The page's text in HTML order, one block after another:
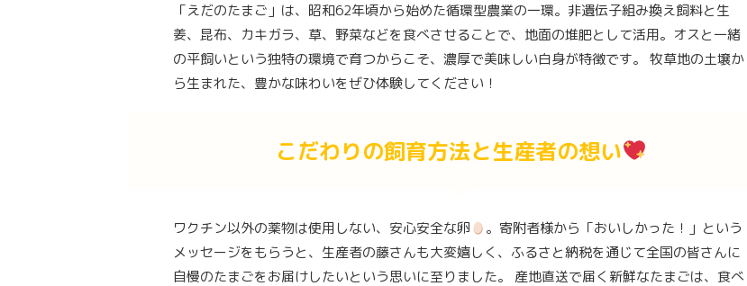
「えだのたまご」は、昭和62年頃から始めた循環型農業の一環。非遺伝子組み換え飼料と生
姜、昆布、カキガラ、草、野菜などを食べさせることで、地面の堆肥として活用。オスと一緒
の平飼いという独特の環境で育つからこそ、濃厚で美味しい白身が特徴です。 牧草地の土壌か
ら生まれた、豊かな味わいをぜひ体験してください！
こだわりの飼育方法と生産者の想い
ワクチン以外の薬物は使用しない、安心安全な卵
。寄附者様から「おいしかった！」という
メッセージをもらうと、生産者の藤さんも大変嬉しく、ふるさと納税を通じて全国の皆さんに
自慢のたまごをお届けしたいという思いに至りました。 産地直送で届く新鮮なたまごは、食べ